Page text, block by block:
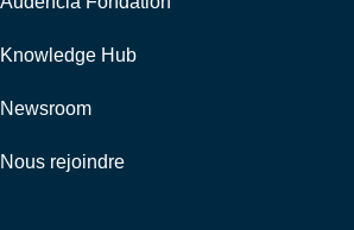
Knowledge Hub
Newsroom
Nous rejoindre